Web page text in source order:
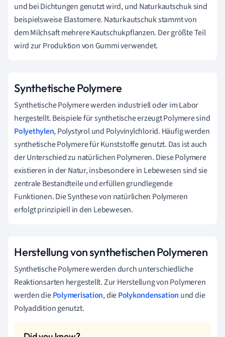
und bei Dichtungen genutzt wird, und Naturkautschuk sind
beispielsweise Elastomere. Naturkautschuk stammt von
dem Milchsaft mehrere Kautschukpflanzen. Der größte Teil
wird zur Produktion von Gummi verwendet.
Synthetische Polymere
Synthetische Polymere werden industriell oder im Labor
hergestellt. Beispiele für synthetische erzeugt Polymere sind
Polyethylen, Polystyrol und Polyvinylchlorid. Häufig werden
synthetische Polymere für Kunststoffe genutzt. Das ist auch
der Unterschied zu natürlichen Polymeren. Diese Polymere
existieren in der Natur, insbesondere in Lebewesen sind sie
zentrale Bestandteile und erfüllen grundlegende
Funktionen. Die Synthese von natürlichen Polymeren
erfolgt prinzipiell in den Lebewesen.
Herstellung von synthetischen Polymeren
Synthetische Polymere werden durch unterschiedliche
Reaktionsarten hergestellt. Zur Herstellung von Polymeren
werden diePolymerisation, diePolykondensation und die
Polyaddition genutzt.